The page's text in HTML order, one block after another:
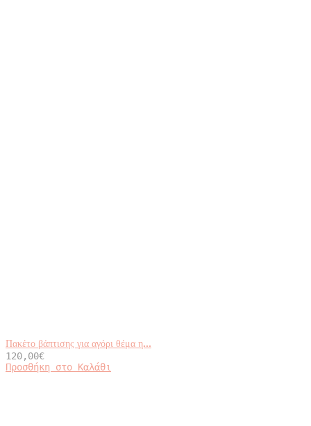
Πακέτο βάπτισης για αγόρι θέμα η...
120,00€
Προσθήκη στο Καλάθι